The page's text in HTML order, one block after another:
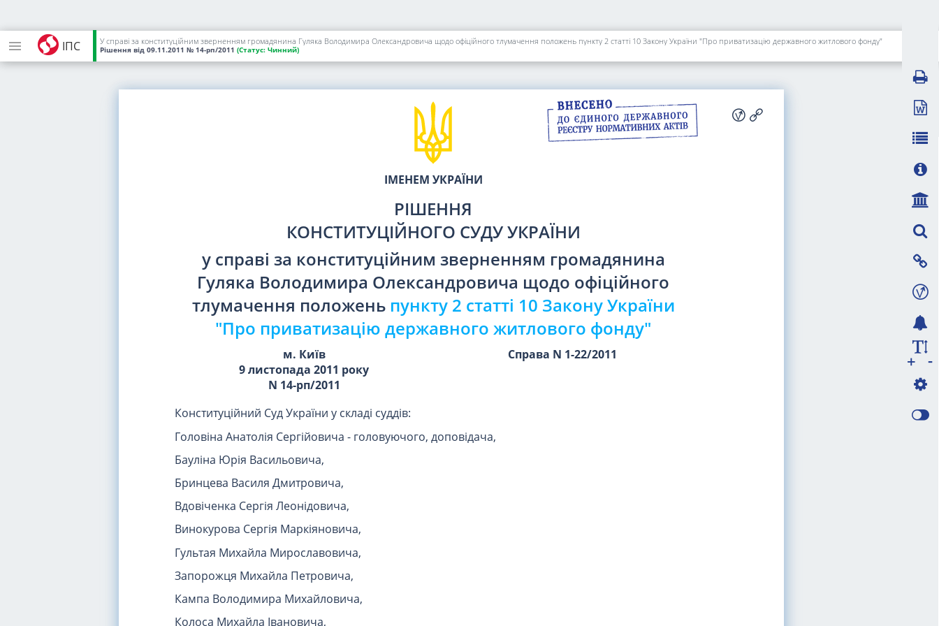
ІПС У справі за конституційним зверненням громадянина Гуляка Володимира Олександровича щодо офіційного тлумачення положень пункту 2 статті 10 Закону України "Про приватизацію державного житлового фонду"
Рішення від 09.11.2011 № 14-рп/2011 (Статус: Чинний)
ІМЕНЕМ УКРАЇНИ
РІШЕННЯ
КОНСТИТУЦІЙНОГО СУДУ УКРАЇНИ
у справі за конституційним зверненням громадянина
Гуляка Володимира Олександровича щодо офіційного
тлумачення положень пункту 2 статті 10 Закону України
"Про приватизацію державного житлового фонду"
м. Київ
9 листопада 2011 року
N 14-рп/2011
Справа N 1-22/2011
Конституційний Суд України у складі суддів:
Головіна Анатолія Сергійовича - головуючого, доповідача,
Бауліна Юрія Васильовича,
Бринцева Василя Дмитровича,
Вдовіченка Сергія Леонідовича,
Винокурова Сергія Маркіяновича,
Гультая Михайла Мирославовича,
Запорожця Михайла Петровича,
Кампа Володимира Михайловича,
Колоса Михайла Івановича,
-
+